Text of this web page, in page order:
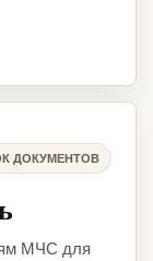
ДОКУМЕНТОВ
МЧС для